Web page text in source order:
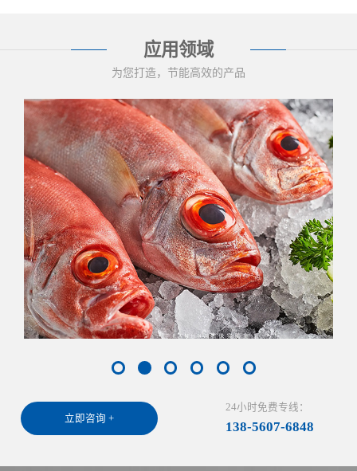
应用领域
为您打造，节能高效的产品
立即咨询 +
24小时免费专线：
138-5607-6848